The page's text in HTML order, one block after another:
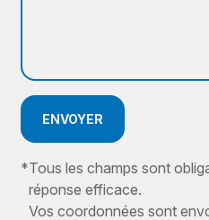
ENVOYER
*Tous les champs sont
réponse efficace.
Vos coordonnées sont